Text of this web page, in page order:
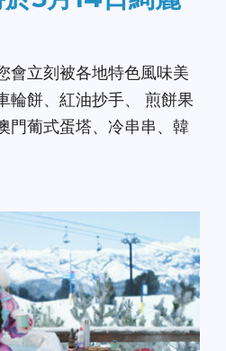
會立刻被各地特色風味美
輪餅、紅油抄手、 煎餅果
門葡式蛋塔、冷串串、韓